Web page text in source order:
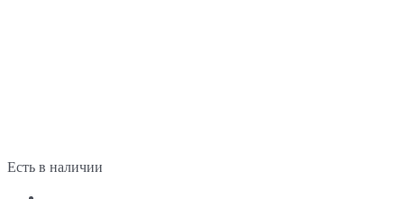
Есть в наличии